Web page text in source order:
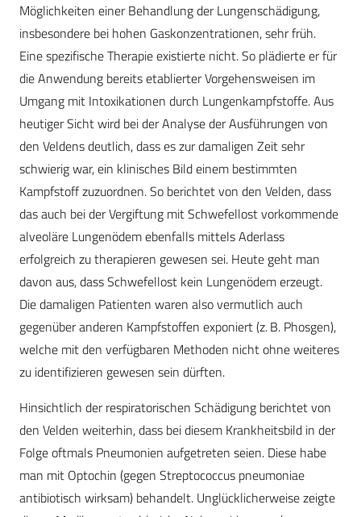
Möglichkeiten einer Behandlung der Lungenschädigung,
insbesondere bei hohen Gaskonzentrationen, sehr früh.
Eine spezifische Therapie existierte nicht. So plädierte er für
die Anwendung bereits etablierter Vorgehensweisen im
Umgang mit Intoxikationen durch Lungenkampfstoffe. Aus
heutiger Sicht wird bei der Analyse der Ausführungen von
den Veldens deutlich, dass es zur damaligen Zeit sehr
schwierig war, ein klinisches Bild einem bestimmten
Kampfstoff zuzuordnen. So berichtet von den Velden, dass
das auch bei der Vergiftung mit Schwefellost vorkommende
alveoläre Lungenödem ebenfalls mittels Aderlass
erfolgreich zu therapieren gewesen sei. Heute geht man
davon aus, dass Schwefellost kein Lungenödem erzeugt.
Die damaligen Patienten waren also vermutlich auch
gegenüber anderen Kampfstoffen exponiert (z. B. Phosgen),
welche mit den verfügbaren Methoden nicht ohne weiteres
zu identifizieren gewesen sein dürften.
Hinsichtlich der respiratorischen Schädigung berichtet von
den Velden weiterhin, dass bei diesem Krankheitsbild in der
Folge oftmals Pneumonien aufgetreten seien. Diese habe
man mit Optochin (gegen Streptococcus pneumoniae
antibiotisch wirksam) behandelt. Unglücklicherweise zeigte